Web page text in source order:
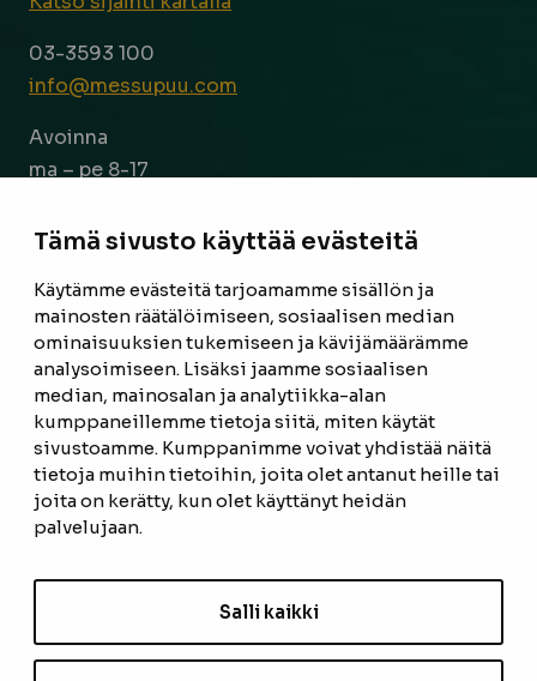
Tämä sivusto käyttää evästeitä
Käytämme evästeitä tarjoamamme sisällön ja
mainosten räätälöimiseen, sosiaalisen median
ominaisuuksien tukemiseen ja kävijämäärämme
analysoimiseen. Lisäksi jaamme sosiaalisen
median, mainosalan ja analytiikka-alan
kumppaneillemme tietoja siitä, miten käytät
sivustoamme. Kumppanimme voivat yhdistää näitä
tietoja muihin tietoihin, joita olet antanut heille tai
joita on kerätty, kun olet käyttänyt heidän
palvelujaan.
Salli kaikki
03-3593 100
info@messupuu.com
Avoinna
ma – pe 8-17
ETUSIVU
TUOTTEET
REFERENSSIT
OTA YHTEYTTÄ
TIETOSUOJASELOSTE
EVÄSTEASETUKSET